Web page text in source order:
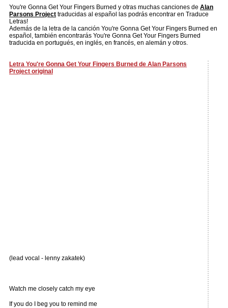
You're Gonna Get Your Fingers Burned y otras muchas canciones de Alan
Parsons Project traducidas al español las podrás encontrar en Traduce
Letras!
Además de la letra de la canción You're Gonna Get Your Fingers Burned en
español, también encontrarás You're Gonna Get Your Fingers Burned
traducida en portugués, en inglés, en francés, en alemán y otros.
Letra You're Gonna Get Your Fingers Burned de Alan Parsons
Project original
(lead vocal - lenny zakatek)
Watch me closely catch my eye
If you do I beg you to remind me